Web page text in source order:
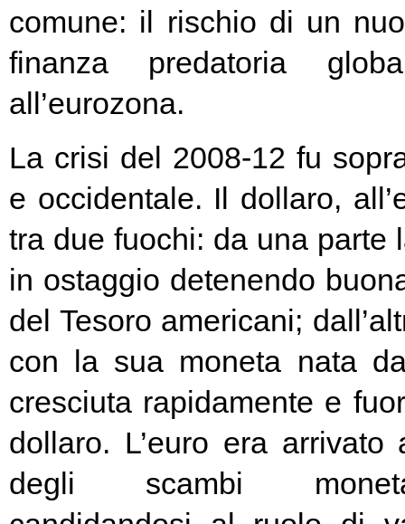
comune: il rischio di un
finanza predatoria
all’eurozona.
La crisi del 2008-12 fu
e occidentale. Il dollaro,
tra due fuochi: da una parte
in ostaggio detenendo
del Tesoro americani;
con la sua moneta nata
cresciuta rapidamente e
dollaro. L’euro era
degli scambi